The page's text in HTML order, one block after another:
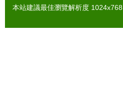
本站建議最佳瀏覽解析度 1024x768